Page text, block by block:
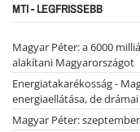
MTI - LEGFRISSEBB
Magyar Péter: a 6000
alakítani Magyarországot
Energiatakarékosság -
energiaellátása, de
Magyar Péter: